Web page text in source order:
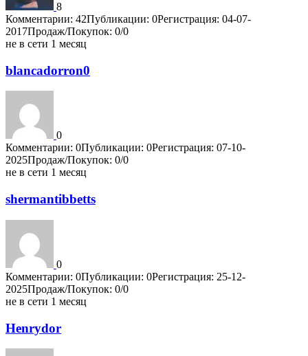
8
Комментарии: 42Публикации: 0Регистрация: 04-07-
2017Продаж/Покупок: 0/0
не в сети 1 месяц
blancadorron0
0
Комментарии: 0Публикации: 0Регистрация: 07-10-
2025Продаж/Покупок: 0/0
не в сети 1 месяц
shermantibbetts
0
Комментарии: 0Публикации: 0Регистрация: 25-12-
2025Продаж/Покупок: 0/0
не в сети 1 месяц
Henrydor